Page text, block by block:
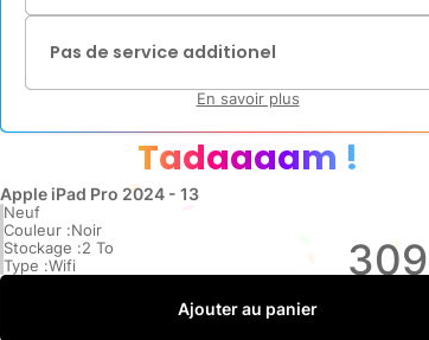
Pas de service additionel
En savoir plus
Tadaaaam !
Apple iPad Pro 2024 - 13
Neuf
Couleur :Noir
Stockage :2 To
Type :Wifi
Ajouter au panier